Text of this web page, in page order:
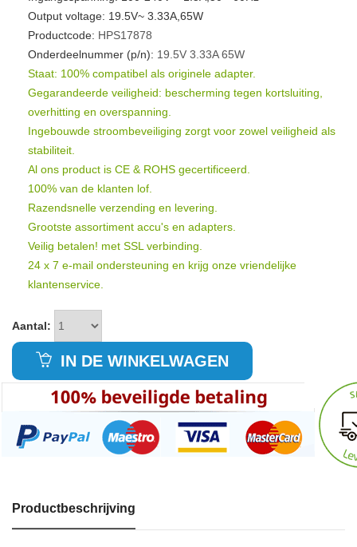
Output voltage: 19.5V~ 3.33A,65W
Productcode: HPS17878
Onderdeelnummer (p/n): 19.5V 3.33A 65W
Staat: 100% compatibel als originele adapter.
Gegarandeerde veiligheid: bescherming tegen kortsluiting,
overhitting en overspanning.
Ingebouwde stroombeveiliging zorgt voor zowel veiligheid als
stabiliteit.
Al ons product is CE & ROHS gecertificeerd.
100% van de klanten lof.
Razendsnelle verzending en levering.
Grootste assortiment accu's en adapters.
Veilig betalen! met SSL verbinding.
24 x 7 e-mail ondersteuning en krijg onze vriendelijke
klantenservice.
Aantal:
IN DE WINKELWAGEN
Productbeschrijving